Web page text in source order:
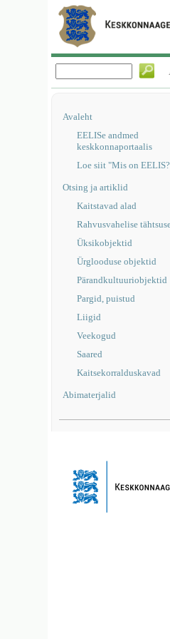
Avaleht
EELISe andmed
keskkonnaportaalis
Loe siit "Mis on
Otsing ja artiklid
Kaitstavad alad
Rahvusvahelise
Üksikobjektid
Ürglooduse objektid
Pärandkultuuriobjektid
Pargid, puistud
Liigid
Veekogud
Saared
Kaitsekorralduskavad
Abimaterjalid